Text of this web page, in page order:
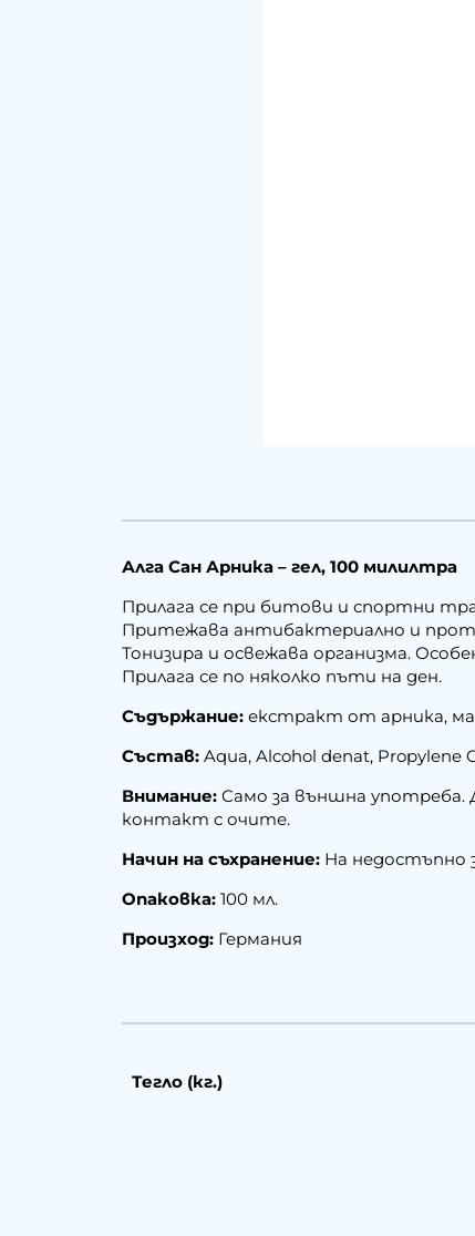
Алга Сан Арника – гел, 100 милилтра
Прилага се при битови и спортни
Притежава антибактериално и
Тонизира и освежава организма.
Прилага се по няколко пъти на ден.
Съдържание: екстракт от арника,
Състав:Aqua, Alcohol denat, Propylene
Внимание: Само за външна употреба.
контакт с очите.
Начин на съхранение: На недостъпно
Опаковка: 100 мл.
Произход: Германия
Тегло (кг.)